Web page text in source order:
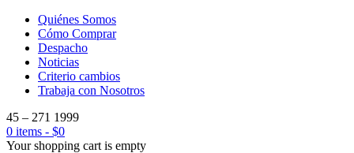
Quiénes Somos
Cómo Comprar
Despacho
Noticias
Criterio cambios
Trabaja con Nosotros
45 – 271 1999
0 items - $0
Your shopping cart is empty